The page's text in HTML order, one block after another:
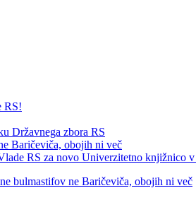
RS!
Državnega zbora RS
Baričeviča, obojih ni več
RS za novo Univerzitetno knjižnico
bulmastifov ne Baričeviča, obojih ni več